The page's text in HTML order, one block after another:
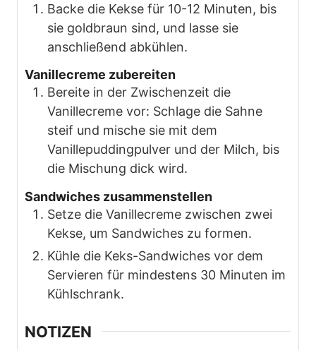
Backe die Kekse für 10-12 Minuten, bis
sie goldbraun sind, und lasse sie
anschließend abkühlen.
Vanillecreme zubereiten
Bereite in der Zwischenzeit die
Vanillecreme vor: Schlage die Sahne
steif und mische sie mit dem
Vanillepuddingpulver und der Milch, bis
die Mischung dick wird.
Sandwiches zusammenstellen
Setze die Vanillecreme zwischen zwei
Kekse, um Sandwiches zu formen.
Kühle die Keks-Sandwiches vor dem
Servieren für mindestens 30 Minuten im
Kühlschrank.
NOTIZEN